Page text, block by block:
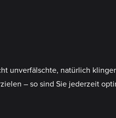
unverfälschte, natürlich
– so sind Sie jederzeit